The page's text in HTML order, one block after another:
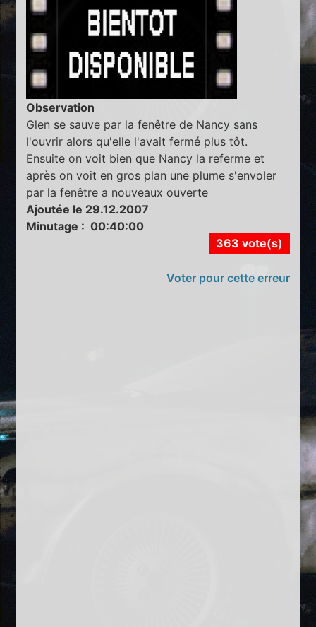
Observation
Glen se sauve par la fenêtre de Nancy sans
l'ouvrir alors qu'elle l'avait fermé plus tôt.
Ensuite on voit bien que Nancy la referme et
après on voit en gros plan une plume s'envoler
par la fenêtre a nouveaux ouverte
Ajoutée le 29.12.2007
Minutage : 00:40:00
363 vote(s)
Voter pour cette erreur